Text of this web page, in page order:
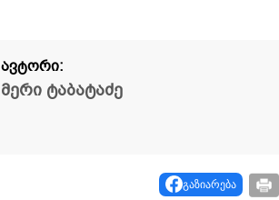
ავტორი:
მერი ტაბატაძე
გაზიარება